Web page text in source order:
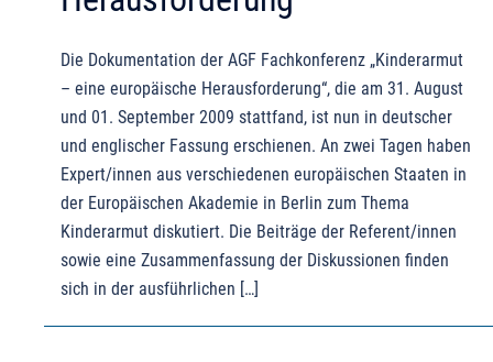
Die Dokumentation der AGF Fachkonferenz „Kinderarmut
– eine europäische Herausforderung“, die am 31. August
und 01. September 2009 stattfand, ist nun in deutscher
und englischer Fassung erschienen. An zwei Tagen haben
Expert/innen aus verschiedenen europäischen Staaten in
der Europäischen Akademie in Berlin zum Thema
Kinderarmut diskutiert. Die Beiträge der Referent/innen
sowie eine Zusammenfassung der Diskussionen finden
sich in der ausführlichen […]